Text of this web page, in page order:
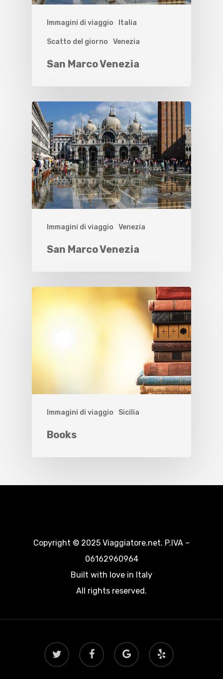
Immagini di viaggio Italia
Scatto del giorno Venezia
San Marco Venezia
Immagini di viaggio Venezia
San Marco Venezia
Immagini di viaggio Sicilia
Books
Copyright © 2025 Viaggiatore.net. P.IVA –
06162960964
Built with love in Italy
All rights reserved.
twitter facebook
google-
plus
yelp